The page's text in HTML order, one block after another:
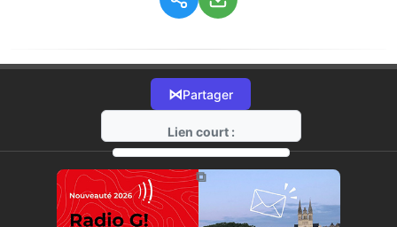
⋈Partager
Lien court :
https://radio-g.fr?14162
⧉